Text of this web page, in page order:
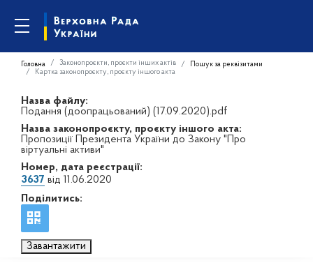
Головна Законопроєкти, проєкти інших актів
Пошук за реквізитами
Картка законопроєкту, проєкту іншого акта
Назва файлу:
Подання (доопрацьований) (17.09.2020).pdf
Назва законопроєкту, проєкту іншого акта:
Пропозиції Президента України до Закону "Про
віртуальні активи"
Номер, дата реєстрації:
3637 від 11.06.2020
Поділитись:
Завантажити